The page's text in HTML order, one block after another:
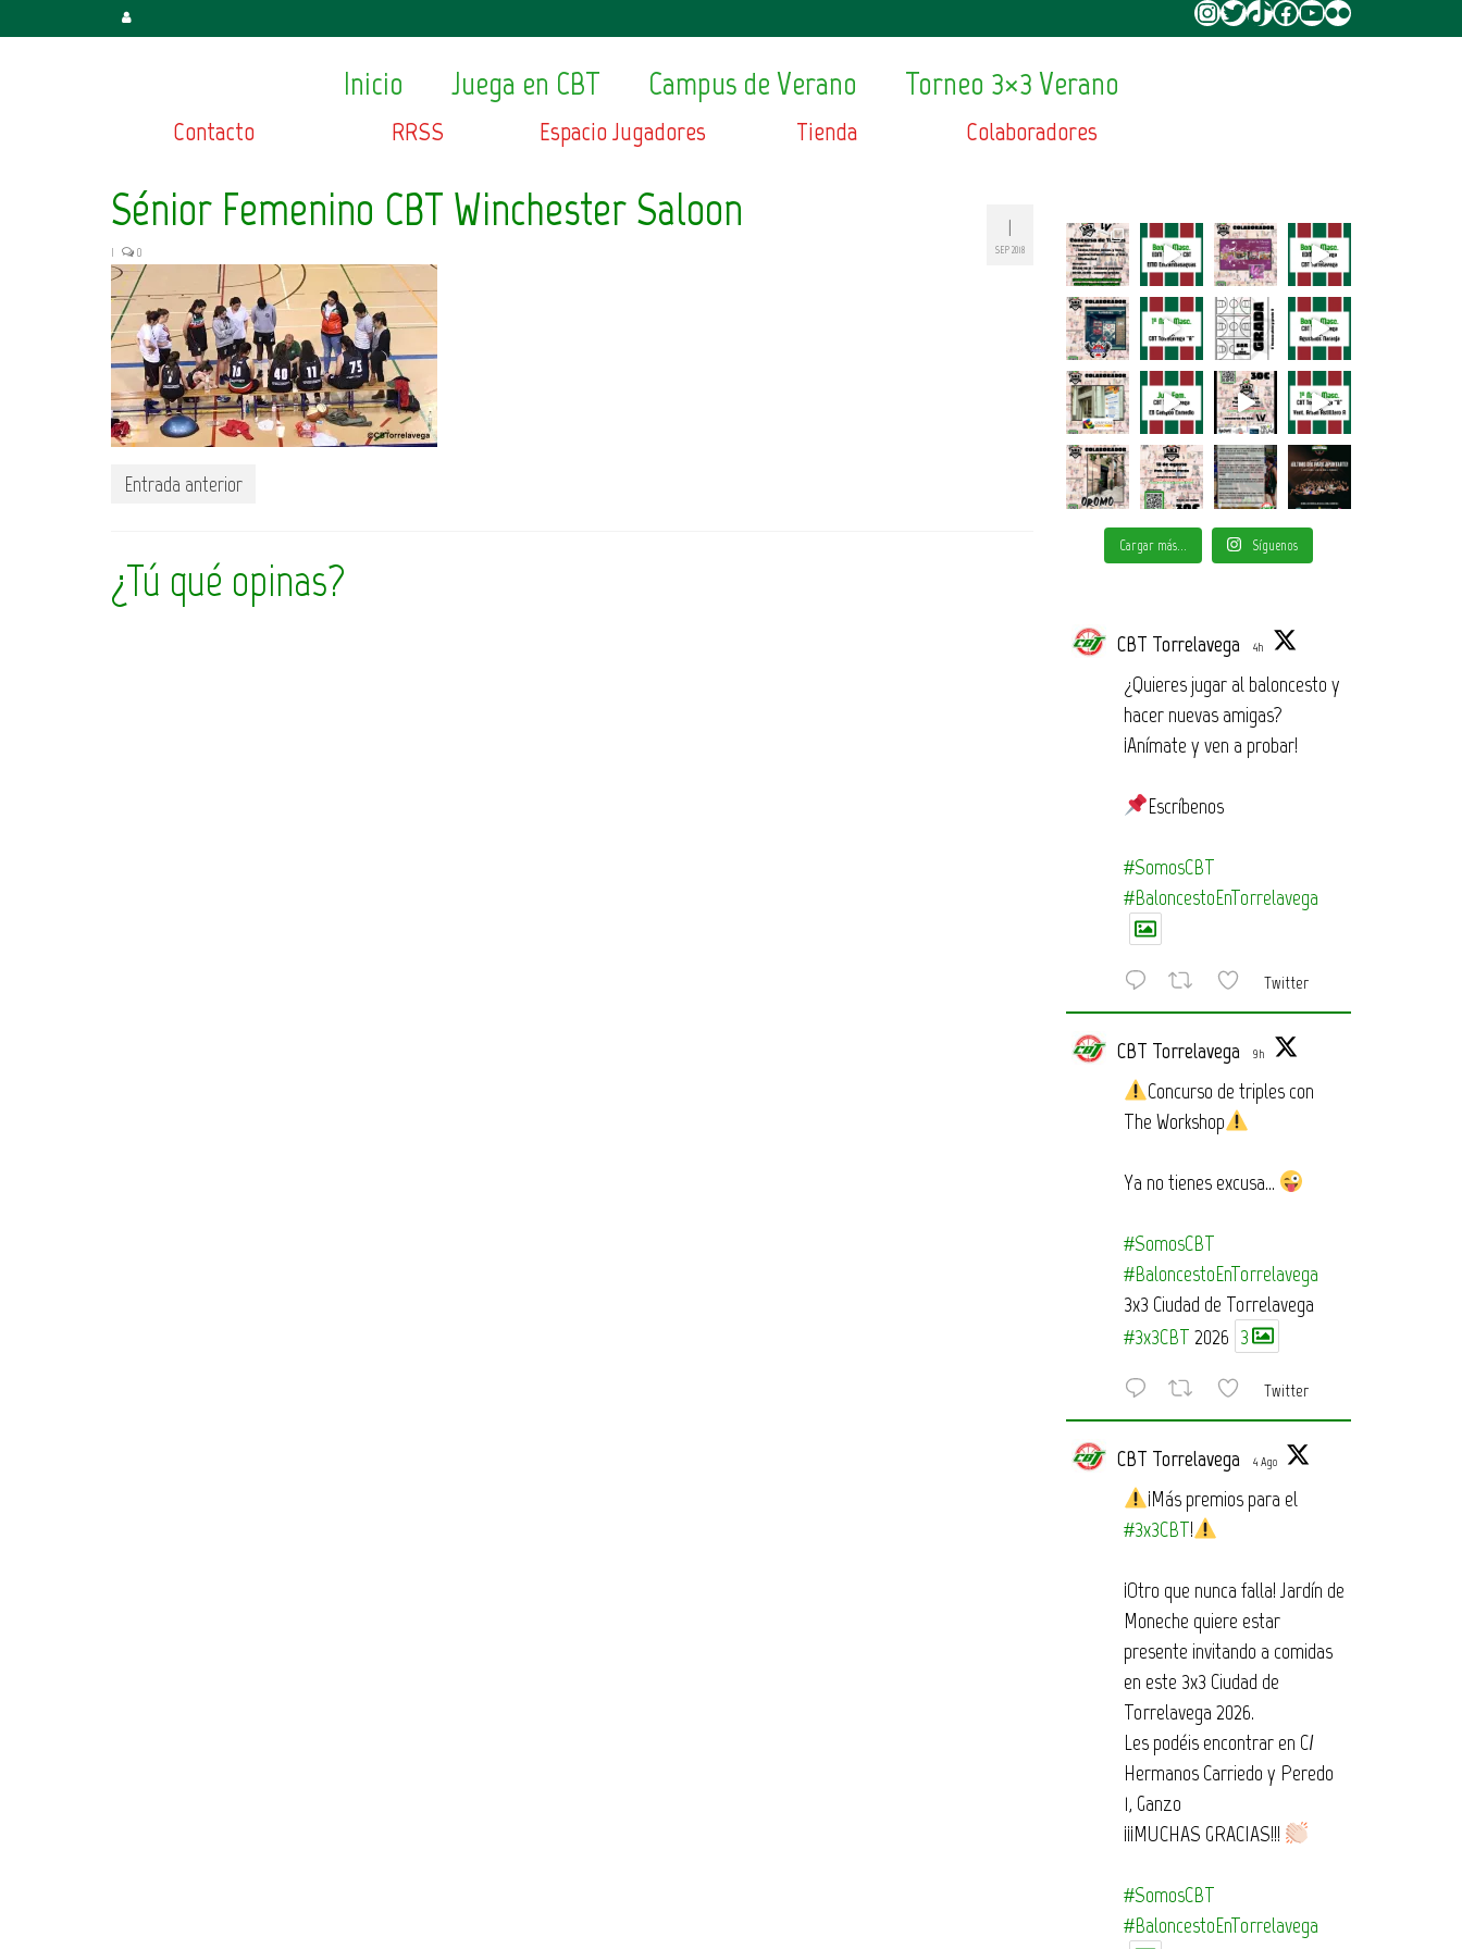
Instagram
Twitter
TikTokFacebook
YouTube
Flickr
Inicio Juega en CBT Campus de Verano Torneo 3×3 Verano
Contacto RRSS Espacio Jugadores Tienda Colaboradores
1
SEP 2018
Sénior Femenino CBT Winchester Saloon
| 0
Entrada anterior
¿Tú qué opinas?
Cargar más... Síguenos
CBT Torrelavega 4h
¿Quieres jugar al baloncesto y
hacer nuevas amigas?
¡Anímate y ven a probar!
Escríbenos
#SomosCBT
#BaloncestoEnTorrelavega
Twitter
CBT Torrelavega 9h
Concurso de triples con
The Workshop
Ya no tienes excusa…
#SomosCBT
#BaloncestoEnTorrelavega
3x3 Ciudad de Torrelavega
#3x3CBT 2026 3
Twitter
CBT Torrelavega 4 Ago
¡Más premios para el
#3x3CBT!
¡Otro que nunca falla! Jardín de
Moneche quiere estar
presente invitando a comidas
en este 3x3 Ciudad de
Torrelavega 2026.
Les podéis encontrar en C/
Hermanos Carriedo y Peredo
1, Ganzo
¡¡¡MUCHAS GRACIAS!!!
#SomosCBT
#BaloncestoEnTorrelavega